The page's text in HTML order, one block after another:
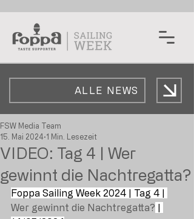
ALLE NEWS
VIDEO: Tag 4 | Wer
gewinnt die Nachtregatta?
FSW Media Team
15. Mai 2024 1 Min. Lesezeit
Foppa Sailing Week 2024 | Tag 4 |
Wer gewinnt die Nachtregatta? |